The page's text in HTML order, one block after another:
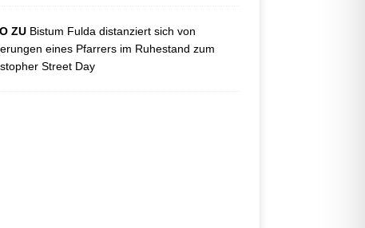
ZU Bistum Fulda distanziert sich von
eines Pfarrers im Ruhestand zum
Street Day